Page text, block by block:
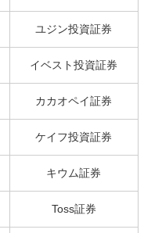
ユジン投資証券
イベスト投資証券
カカオペイ証券
ケイフ投資証券
キウム証券
Toss証券